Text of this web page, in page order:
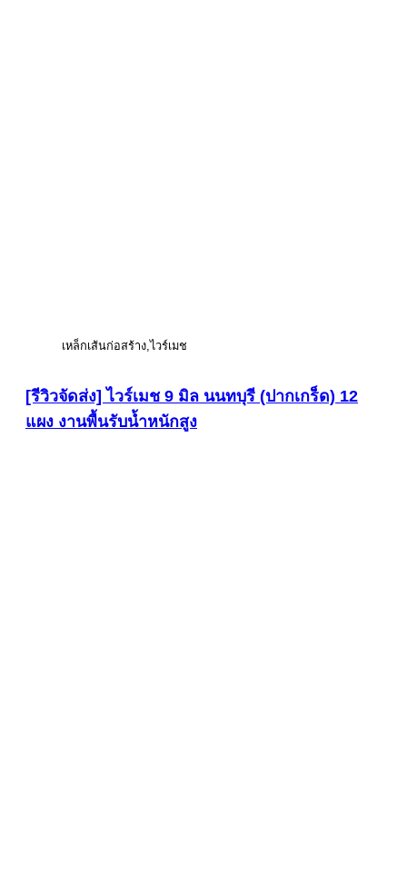
เหล็กเส้นก่อสร้าง ไวร์เมช
[รีวิวจัดส่ง] ไวร์เมช 9 มิล นนทบุรี (ปากเกร็ด) 12
แผง งานพื้นรับน้ำหนักสูง